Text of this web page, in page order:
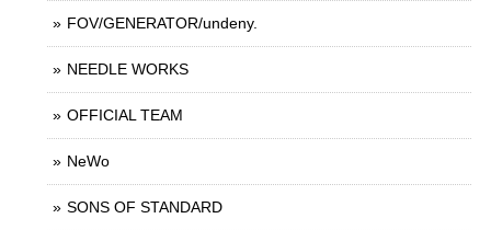
FOV/GENERATOR/undeny.
NEEDLE WORKS
OFFICIAL TEAM
NeWo
SONS OF STANDARD